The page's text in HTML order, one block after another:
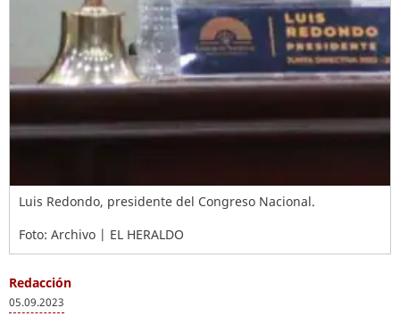
Luis Redondo, presidente del Congreso Nacional.
Foto: Archivo | EL HERALDO
Redacción
05.09.2023